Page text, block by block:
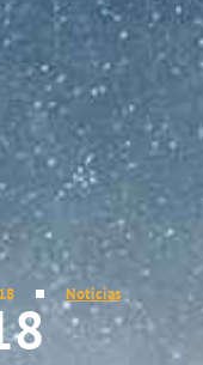
Noticias